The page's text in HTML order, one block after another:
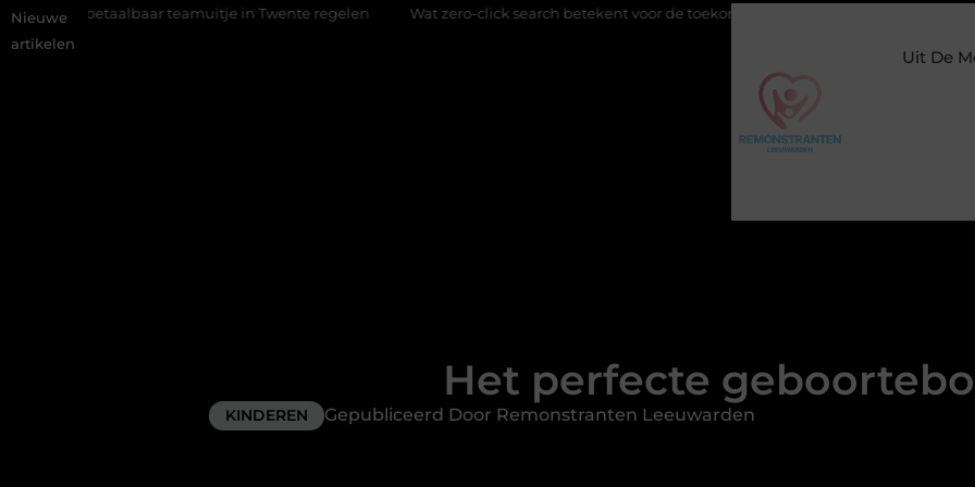
Nieuwe
artikelen
teamuitje in Twente regelen Wat zero-click search betekent voor de toekomst van online zichtbaarheid
Uit De
Het perfecte
KINDEREN Gepubliceerd Door Remonstranten Leeuwarden